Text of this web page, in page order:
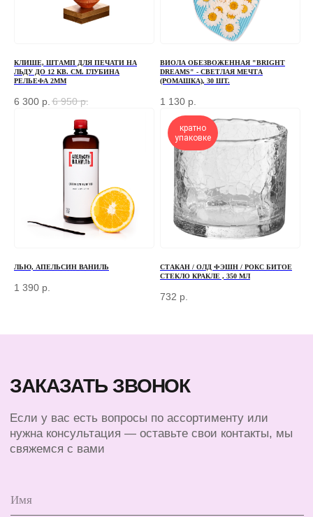
КЛИШЕ, ШТАМП ДЛЯ ПЕЧАТИ НА
ЛЬДУ ДО 12 КВ. СМ. ГЛУБИНА
РЕЛЬЕФА 2ММ
6 300 р. 6 950 р.
ВИОЛА ОБЕЗВОЖЕННАЯ "BRIGHT
DREAMS" - СВЕТЛАЯ МЕЧТА
(РОМАШКА), 30 ШТ.
1 130 р.
ЛЬЮ, АПЕЛЬСИН ВАНИЛЬ
1 390 р.
кратно
упаковке
СТАКАН / ОЛД ФЭШН / РОКС БИТОЕ
СТЕКЛО КРАКЛЕ , 350 МЛ
732 р.
Отправляя форму, вы соглашаетесь с Политикой
конфиденциальности и обработки персональных данных
+7 (966) 077-55-50
Г. МОСКВА, ДЕРБЕНЕВСКАЯ
НАБЕРЕЖНАЯ, Д. 7, СТР. 2
MAX
ПЕРЕД ПОСЕЩЕНИЕМ ОФИСА, ПОЖАЛУЙСТА,
ИП ПЕРЕСАДА ЮЛИЯ АНАТОЛЬЕВНА
СЕРТИФИКАТЫ